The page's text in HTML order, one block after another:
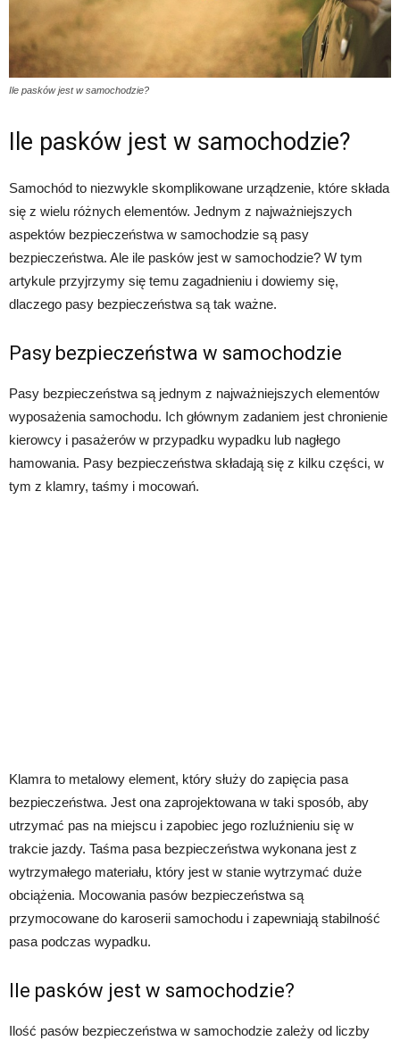
Ile pasków jest w samochodzie?
Ile pasków jest w samochodzie?
Samochód to niezwykle skomplikowane urządzenie, które składa
się z wielu różnych elementów. Jednym z najważniejszych
aspektów bezpieczeństwa w samochodzie są pasy
bezpieczeństwa. Ale ile pasków jest w samochodzie? W tym
artykule przyjrzymy się temu zagadnieniu i dowiemy się,
dlaczego pasy bezpieczeństwa są tak ważne.
Pasy bezpieczeństwa w samochodzie
Pasy bezpieczeństwa są jednym z najważniejszych elementów
wyposażenia samochodu. Ich głównym zadaniem jest chronienie
kierowcy i pasażerów w przypadku wypadku lub nagłego
hamowania. Pasy bezpieczeństwa składają się z kilku części, w
tym z klamry, taśmy i mocowań.
Klamra to metalowy element, który służy do zapięcia pasa
bezpieczeństwa. Jest ona zaprojektowana w taki sposób, aby
utrzymać pas na miejscu i zapobiec jego rozluźnieniu się w
trakcie jazdy. Taśma pasa bezpieczeństwa wykonana jest z
wytrzymałego materiału, który jest w stanie wytrzymać duże
obciążenia. Mocowania pasów bezpieczeństwa są
przymocowane do karoserii samochodu i zapewniają stabilność
pasa podczas wypadku.
Ile pasków jest w samochodzie?
Ilość pasów bezpieczeństwa w samochodzie zależy od liczby